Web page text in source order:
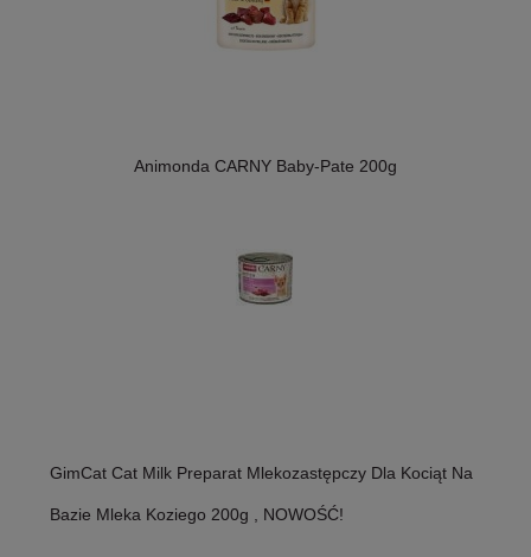
Animonda CARNY Baby-Pate 200g
GimCat Cat Milk Preparat Mlekozastępczy Dla Kociąt Na
Bazie Mleka Koziego 200g , NOWOŚĆ!